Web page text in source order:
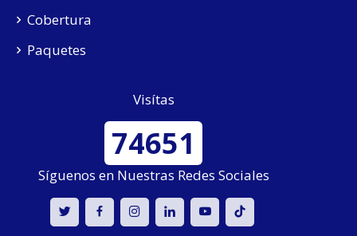
Cobertura
Paquetes
Visítas
74651
Síguenos en Nuestras Redes Sociales